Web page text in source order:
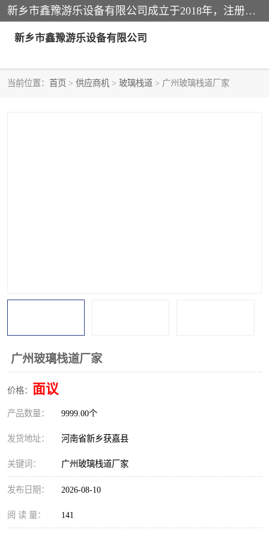
新乡市鑫豫游乐设备有限公司成立于2018年，注册地位于河南省。经营范围包括游乐设备、滑索、滑道、空中自行车、吊桥、拓展器材、攀岩器材、趣桥、悬崖秋千、网红桥、儿童乐园设备、水上乐园设备、丛林穿越设备、音乐呐喊设备、轨道滑车、栈道、玻璃滑道、观景平台、景观包装的设计、制造、销售、安装、维修，景区策划服务。
新乡市鑫豫游乐设备有限公司
当前位置： 首页 > 供应商机 > 玻璃栈道 > 广州玻璃栈道厂家
广州玻璃栈道厂家
价格： 面议
产品数量： 9999.00个
发货地址： 河南省新乡获嘉县
关键词： 广州玻璃栈道厂家
发布日期： 2026-08-10
阅 读 量： 141